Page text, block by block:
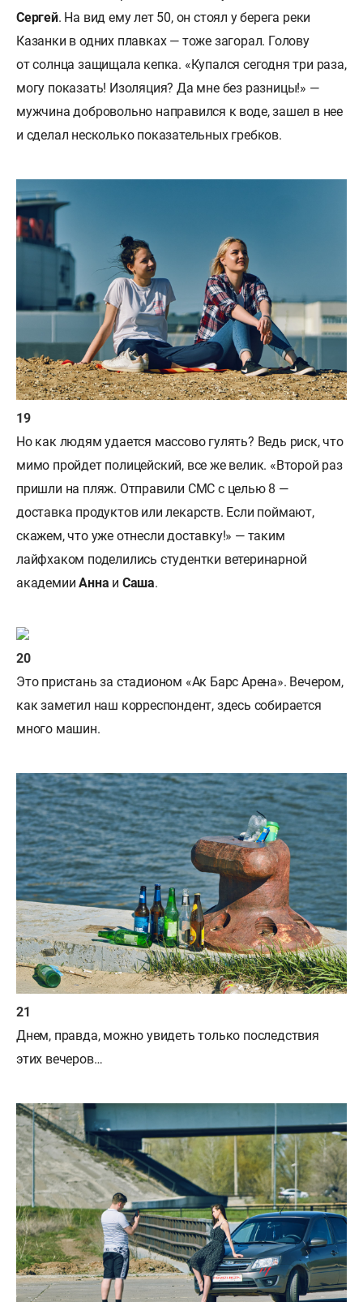
Сергей. На вид ему лет 50, он стоял у берега реки
Казанки в одних плавках — тоже загорал. Голову
от солнца защищала кепка. «Купался сегодня три раза,
могу показать! Изоляция? Да мне без разницы!» —
мужчина добровольно направился к воде, зашел в нее
и сделал несколько показательных гребков.
Но как людям удается массово гулять? Ведь риск, что
мимо пройдет полицейский, все же велик. «Второй раз
пришли на пляж. Отправили СМС с целью 8 —
доставка продуктов или лекарств. Если поймают,
скажем, что уже отнесли доставку!» — таким
лайфхаком поделились студентки ветеринарной
академииАнна и Саша.
Это пристань за стадионом «Ак Барс Арена». Вечером,
как заметил наш корреспондент, здесь собирается
много машин.
Днем, правда, можно увидеть только последствия
этих вечеров…